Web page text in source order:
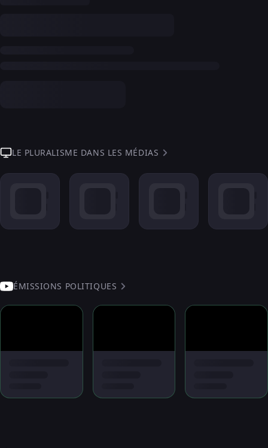
LE PLURALISME DANS LES MÉDIAS
ÉMISSIONS POLITIQUES